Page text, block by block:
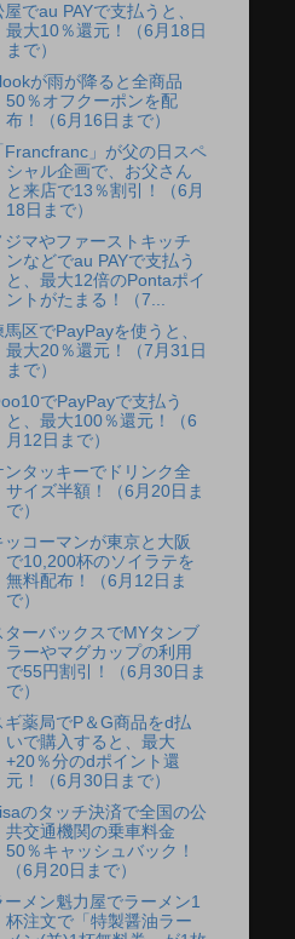
屋でau PAYで支払うと、
最大10％還元！（6月18日
まで）
が雨が降ると全商品
50％オフクーポンを配
布！（6月16日まで）
Francfranc」が父の日スペ
シャル企画で、お父さん
と来店で13％割引！（6月
18日まで）
ジマやファーストキッチ
ンなどでau PAYで支払う
と、最大12倍のPontaポイ
ントがたまる！（7...
馬区でPayPayを使うと、
最大20％還元！（7月31日
まで）
でPayPayで支払う
と、最大100％還元！（6
月12日まで）
ンタッキーでドリンク全
サイズ半額！（6月20日ま
で）
ッコーマンが東京と大阪
で10,200杯のソイラテを
無料配布！（6月12日ま
で）
ターバックスでMYタンブ
ラーやマグカップの利用
で55円割引！（6月30日ま
で）
ギ薬局でP＆G商品をd払
いで購入すると、最大
+20％分のdポイント還
元！（6月30日まで）
のタッチ決済で全国の公
共交通機関の乗車料金
50％キャッシュバック！
（6月20日まで）
ーメン魁力屋でラーメン1
杯注文で「特製醤油ラー